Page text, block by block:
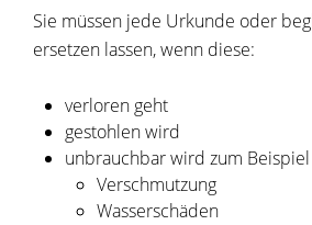
Sie müssen jede Urkunde oder
ersetzen lassen, wenn diese:
verloren geht
gestohlen wird
unbrauchbar wird zum
Verschmutzung
Wasserschäden